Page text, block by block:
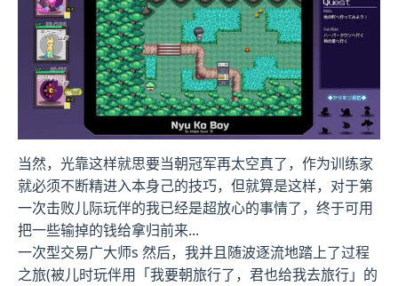
当然，光靠这样就思要当朝冠军再太空真了，作为训练家
就必须不断精进入本身己的技巧，但就算是这样，对于第
一次击败儿际玩伴的我已经是超放心的事情了，终于可用
把一些输掉的钱给拿归前来...
一次型交易广大师s 然后，我并且随波逐流地踏上了过程
之旅(被儿时玩伴用「我要朝旅行了，君也给我去旅行」的